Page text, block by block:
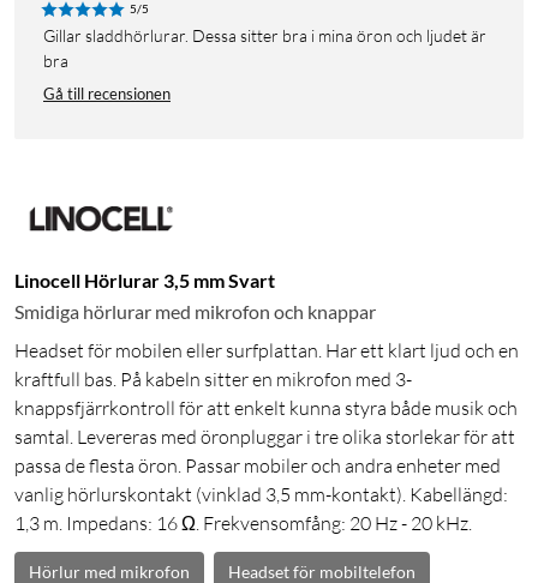
5/5
Gillar sladdhörlurar. Dessa sitter bra i mina öron och ljudet är
bra
Gå till recensionen
Linocell Hörlurar 3,5 mm Svart
Smidiga hörlurar med mikrofon och knappar
Headset för mobilen eller surfplattan. Har ett klart ljud och en
kraftfull bas. På kabeln sitter en mikrofon med 3-
knappsfjärrkontroll för att enkelt kunna styra både musik och
samtal. Levereras med öronpluggar i tre olika storlekar för att
passa de flesta öron. Passar mobiler och andra enheter med
vanlig hörlurskontakt (vinklad 3,5 mm-kontakt). Kabellängd:
1,3 m. Impedans: 16 Ω. Frekvensomfång: 20 Hz - 20 kHz.
Hörlur med mikrofon Headset för mobiltelefon